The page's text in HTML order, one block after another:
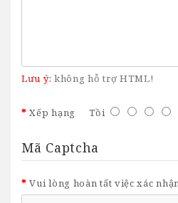
Lưu ý: không hỗ trợ HTML!
Xếp hạng Tồi
Mã Captcha
Vui lòng hoàn tất việc xác